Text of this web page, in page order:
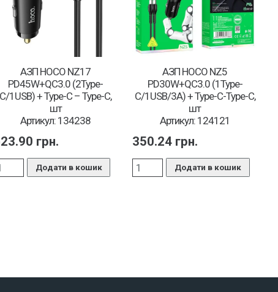
АЗП HOCO NZ17
PD45W+QC3.0 (2Type-
C/1USB) + Type-C – Type-C,
шт
Артикул: 134238
грн.
Додати в кошик
АЗП HOCO NZ5
PD30W+QC3.0 (1Type-
C/1USB/3A) + Type-C-Type-C,
шт
Артикул: 124121
350.24 грн.
Додати в кошик